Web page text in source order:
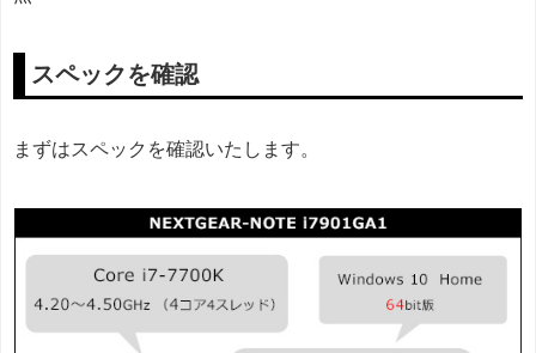
スペックを確認
まずはスペックを確認いたします。